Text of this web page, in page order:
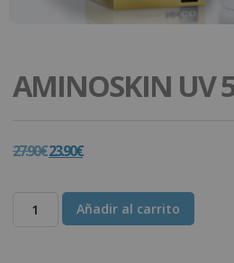
AMINOSKIN UV
27.90€23.90€
Añadir al carrito